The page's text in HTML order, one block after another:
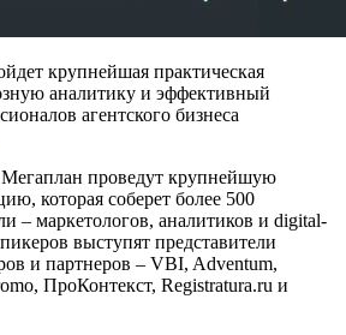
крупнейшая практическая
аналитику и эффективный
агентского бизнеса
проведут крупнейшую
которая соберет более 500
– маркетологов, аналитиков и digital-
выступят представители
и партнеров – VBI, Adventum,
ПроКонтекст, Registratura.ru и